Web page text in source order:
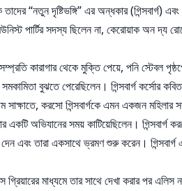
“নতুন দৃষ্টিভঙ্গি” এর অন্ধকার
পার্টির সদস্য ছিলেন না, কেরোয়াক অন দ্য
কারাগার থেকে মুক্তি পেয়ে, পনি স্টেবল
বুঝতে পেরেছিলেন। গিন্সবার্গ কর্সোর
করসো গিন্সবার্গকে এমন একজন মহিলার
একটি অভিযানের সময় কাটিয়েছিলেন।
দেন এবং তারা একসাথে ভ্রমণ শুরু করেন।
গ্রিয়ারের মাধ্যমে তার সাথে দেখা করার পর